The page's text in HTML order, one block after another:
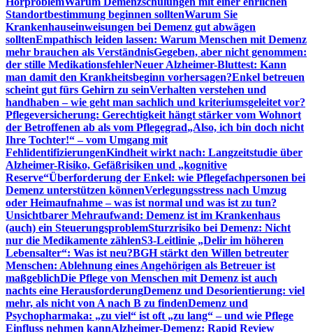
Standortbestimmung beginnen solltenWarum Sie
Krankenhauseinweisungen bei Demenz gut abwägen
solltenEmpathisch leiden lassen: Warum Menschen mit Demenz
mehr brauchen als VerständnisGegeben, aber nicht genommen:
der stille MedikationsfehlerNeuer Alzheimer-Bluttest: Kann
man damit den Krankheitsbeginn vorhersagen?Enkel betreuen
scheint gut fürs Gehirn zu seinVerhalten verstehen und
handhaben – wie geht man sachlich und kriteriumsgeleitet vor?
Pflegeversicherung: Gerechtigkeit hängt stärker vom Wohnort
der Betroffenen ab als vom Pflegegrad„Also, ich bin doch nicht
Ihre Tochter!“ – vom Umgang mit
FehlidentifizierungenKindheit wirkt nach: Langzeitstudie über
Alzheimer-Risiko, Gefäßrisiken und „kognitive
Reserve“Überforderung der Enkel: wie Pflegefachpersonen bei
Demenz unterstützen könnenVerlegungsstress nach Umzug
oder Heimaufnahme – was ist normal und was ist zu tun?
Unsichtbarer Mehraufwand: Demenz ist im Krankenhaus
(auch) ein SteuerungsproblemSturzrisiko bei Demenz: Nicht
nur die Medikamente zählenS3-Leitlinie „Delir im höheren
Lebensalter“: Was ist neu?BGH stärkt den Willen betreuter
Menschen: Ablehnung eines Angehörigen als Betreuer ist
maßgeblichDie Pflege von Menschen mit Demenz ist auch
nachts eine HerausforderungDemenz und Desorientierung: viel
mehr, als nicht von A nach B zu findenDemenz und
Psychopharmaka: „zu viel“ ist oft „zu lang“ – und wie Pflege
Einfluss nehmen kannAlzheimer-Demenz: Rapid Review